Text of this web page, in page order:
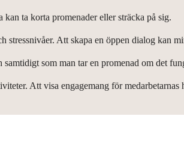
ta korta promenader eller sträcka på sig.
stressnivåer. Att skapa en öppen dialog kan
som man tar en promenad om det
Att visa engagemang för